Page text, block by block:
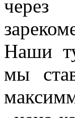
через
Наши
мы